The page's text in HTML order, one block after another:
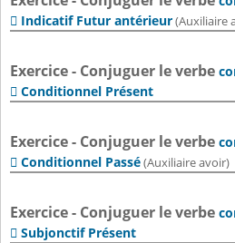
 Indicatif Futur antérieur(Auxiliaire
Exercice - Conjuguer le verbe
 Conditionnel Présent
Exercice - Conjuguer le verbe
 Conditionnel Passé(Auxiliaire avoir)
Exercice - Conjuguer le verbe
 Subjonctif Présent